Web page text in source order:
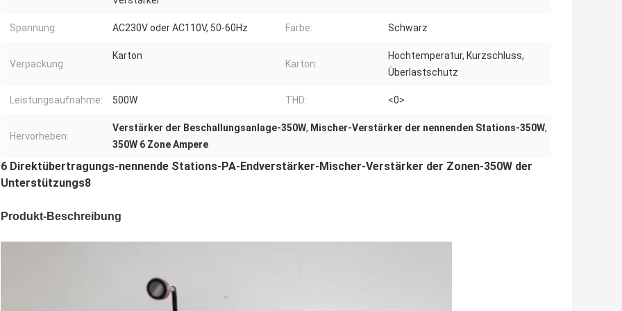
Spannung: AC230V oder AC110V, 50-60Hz Farbe: Schwarz
Verpackung:
Karton
Karton:
Hochtemperatur, Kurzschluss,
Überlastschutz
Leistungsaufnahme: 500W THD: <0>
Hervorheben:
Verstärker der Beschallungsanlage-350W, Mischer-Verstärker der nennenden Stations-350W,
350W 6 Zone Ampere
6 Direktübertragungs-nennende Stations-PA-Endverstärker-Mischer-Verstärker der Zonen-350W der
Unterstützungs8
Produkt-Beschreibung